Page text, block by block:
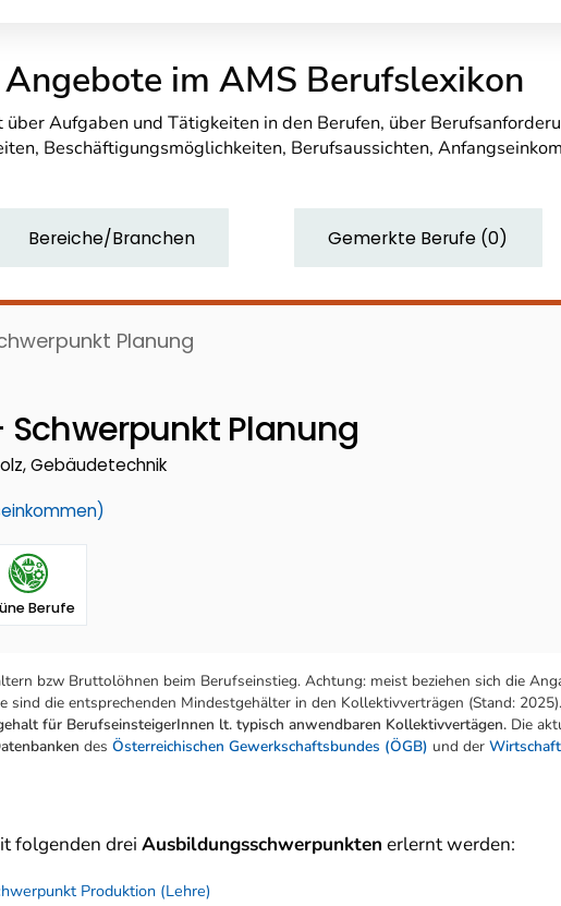
Angebote im AMS Berufslexikon
Aufgaben und Tätigkeiten in den Berufen, über
Beschäftigungsmöglichkeiten, Berufsaussichten,
Bereiche/Branchen Gemerkte Berufe (0)
Planung
Planung
Gebäudetechnik
Berufe
bzw Bruttolöhnen beim Berufseinstieg. Achtung: meist beziehen sich die
sind die entsprechenden Mindestgehälter in den Kollektivverträgen (Stand:
für BerufseinsteigerInnen lt. typisch anwendbaren Kollektivvertägen. Die
des Österreichischen Gewerkschaftsbundes (ÖGB) und der
folgenden drei Ausbildungsschwerpunkten erlernt werden:
Produktion (Lehre)